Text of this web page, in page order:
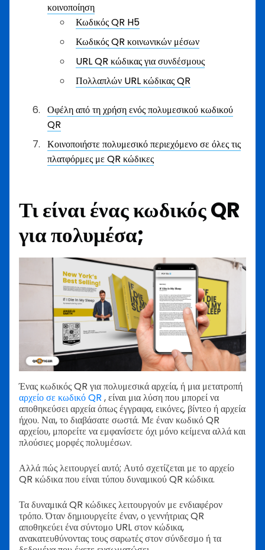
κοινοποίηση
Κωδικός QR H5
Κωδικός QR κοινωνικών μέσων
URL QR κώδικας για συνδέσμους
Πολλαπλών URL κώδικας QR
Οφέλη από τη χρήση ενός πολυμεσικού κωδικού
QR
Κοινοποιήστε πολυμεσικό περιεχόμενο σε όλες τις
πλατφόρμες με QR κώδικες
Τι είναι ένας κωδικός QR
για πολυμέσα;
Ένας κωδικός QR για πολυμεσικά αρχεία, ή μια μετατροπή
αρχείο σε κωδικό QR , είναι μια λύση που μπορεί να
αποθηκεύσει αρχεία όπως έγγραφα, εικόνες, βίντεο ή αρχεία
ήχου. Ναι, το διαβάσατε σωστά. Με έναν κωδικό QR
αρχείου, μπορείτε να εμφανίσετε όχι μόνο κείμενα αλλά και
πλούσιες μορφές πολυμέσων.
Αλλά πώς λειτουργεί αυτό; Αυτό σχετίζεται με το αρχείο
QR κώδικα που είναι τύπου δυναμικού QR κώδικα.
Τα δυναμικά QR κώδικες λειτουργούν με ενδιαφέρον
τρόπο. Όταν δημιουργείτε έναν, ο γεννήτριας QR
αποθηκεύει ένα σύντομο URL στον κώδικα,
ανακατευθύνοντας τους σαρωτές στον σύνδεσμο ή τα